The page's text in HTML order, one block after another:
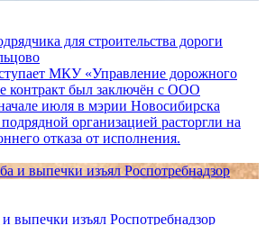
для строительства дороги
МКУ «Управление дорожного
контракт был заключён с ООО
июля в мэрии Новосибирска
организацией расторгли на
отказа от исполнения.
выпечки изъял Роспотребнадзор